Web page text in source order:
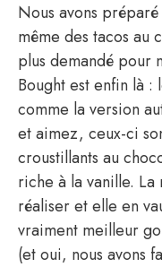
Nous avons
même des tacos au
plus demandé pour
Bought est enfin là :
comme la version
et aimez, ceux-ci
croustillants au
riche à la vanille.
réaliser et elle en
vraiment meilleur
(et oui, nous avons